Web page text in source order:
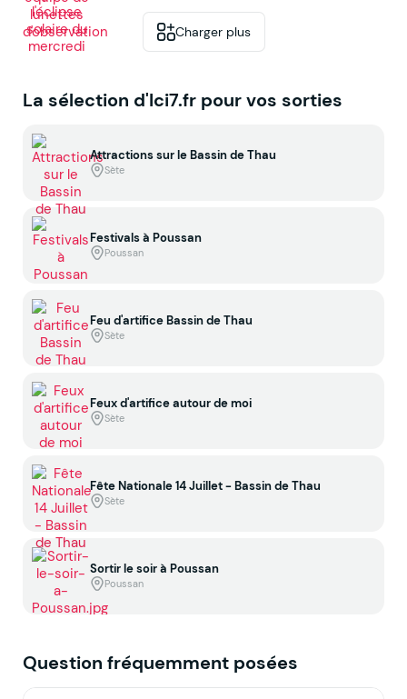
Charger plus
La sélection d'Ici7.fr pour vos sorties
Attractions sur le Bassin de Thau
Sète
Festivals à Poussan
Poussan
Feu d'artifice Bassin de Thau
Sète
Feux d'artifice autour de moi
Sète
Fête Nationale 14 Juillet - Bassin de Thau
Sète
Sortir le soir à Poussan
Poussan
Question fréquemment posées